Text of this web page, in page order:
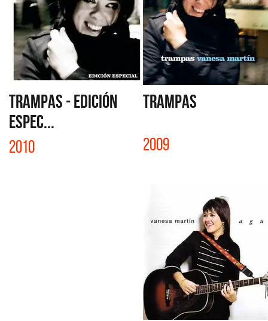
TRAMPAS - EDICIÓN
ESPEC...
2010
TRAMPAS
2009